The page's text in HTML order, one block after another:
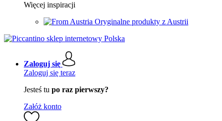
Więcej inspiracji
Oryginalne produkty z Austrii
Zaloguj się
Zaloguj się teraz
Jesteś tu po raz pierwszy?
Załóż konto